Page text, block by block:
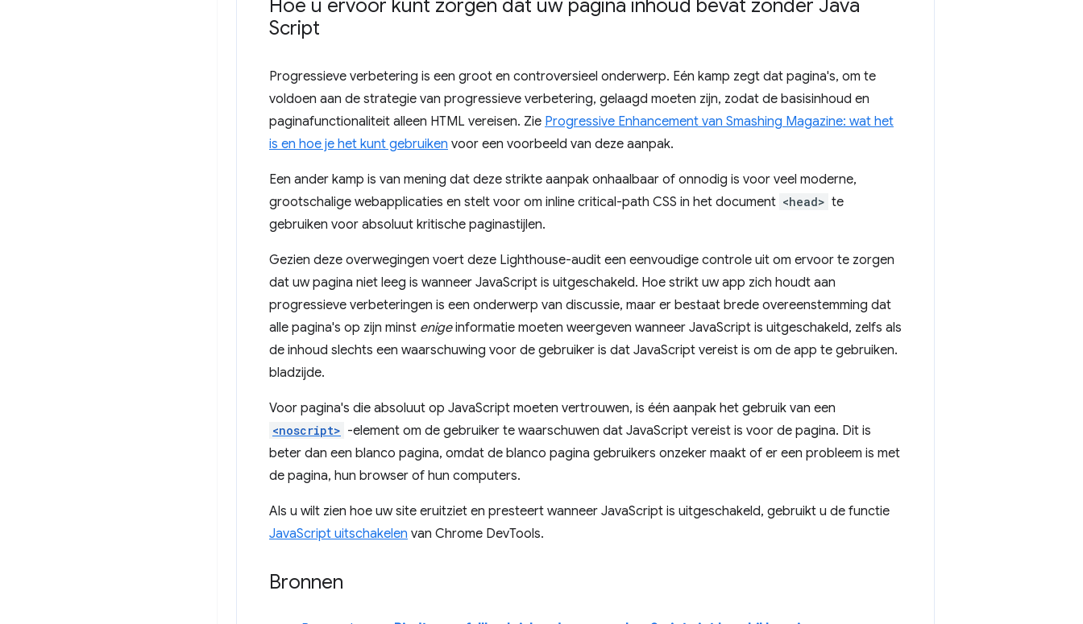
Hoe u ervoor kunt zorgen dat uw pagina inhoud bevat zonder Java
Script
Progressieve verbetering is een groot en controversieel onderwerp. Eén kamp zegt dat pagina's, om te
voldoen aan de strategie van progressieve verbetering, gelaagd moeten zijn, zodat de basisinhoud en
paginafunctionaliteit alleen HTML vereisen. Zie Progressive Enhancement van Smashing Magazine: wat het
is en hoe je het kunt gebruiken voor een voorbeeld van deze aanpak.
Een ander kamp is van mening dat deze strikte aanpak onhaalbaar of onnodig is voor veel moderne,
grootschalige webapplicaties en stelt voor om inline critical-path CSS in het document <head> te
gebruiken voor absoluut kritische paginastijlen.
Gezien deze overwegingen voert deze Lighthouse-audit een eenvoudige controle uit om ervoor te zorgen
dat uw pagina niet leeg is wanneer JavaScript is uitgeschakeld. Hoe strikt uw app zich houdt aan
progressieve verbeteringen is een onderwerp van discussie, maar er bestaat brede overeenstemming dat
alle pagina's op zijn minst enigeinformatie moeten weergeven wanneer JavaScript is uitgeschakeld, zelfs als
de inhoud slechts een waarschuwing voor de gebruiker is dat JavaScript vereist is om de app te gebruiken.
bladzijde.
Voor pagina's die absoluut op JavaScript moeten vertrouwen, is één aanpak het gebruik van een
<noscript> -element om de gebruiker te waarschuwen dat JavaScript vereist is voor de pagina. Dit is
beter dan een blanco pagina, omdat de blanco pagina gebruikers onzeker maakt of er een probleem is met
de pagina, hun browser of hun computers.
Als u wilt zien hoe uw site eruitziet en presteert wanneer JavaScript is uitgeschakeld, gebruikt u de functie
JavaScript uitschakelen van Chrome DevTools.
Bronnen